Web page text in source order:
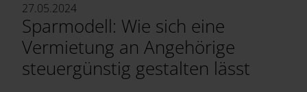
27.05.2024
Sparmodell: Wie sich eine
Vermietung an Angehörige
steuergünstig gestalten lässt